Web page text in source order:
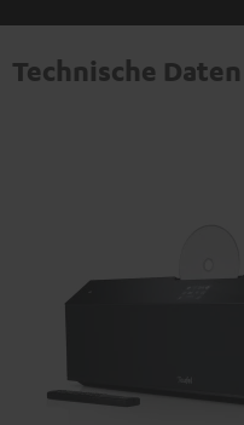
Technische Daten